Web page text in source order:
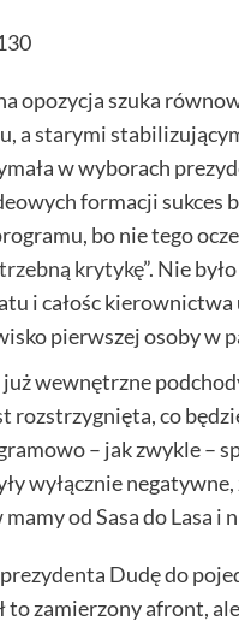
opozycja szuka
a starymi
w wyborach
formacji sukces
bo nie tego
krytykę”. Nie
i całośc kierownictwa
pierwszej osoby w
już wewnętrzne
rozstrzygnięta, co
– jak zwykle –
wyłącznie
od Sasa do Lasa i
Dudę do
to zamierzony afront,